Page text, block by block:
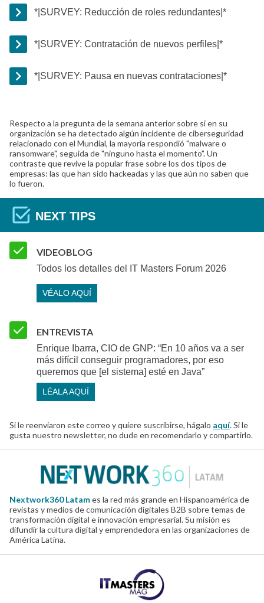
*|SURVEY: Reducción de roles redundantes|*
*|SURVEY: Contratación de nuevos perfiles|*
*|SURVEY: Pausa en nuevas contrataciones|*
Respecto a la pregunta de la semana anterior sobre si en su
organización se ha detectado algún incidente de ciberseguridad
relacionado con el Mundial, la mayoría respondió "malware o
ransomware", seguida de "ninguno hasta el momento". Un
contraste que revive la popular frase sobre los dos tipos de
empresas: las que han sido hackeadas y las que aún no saben que
lo fueron.
NEXT TIPS
VIDEOBLOG
Todos los detalles del IT Masters Forum 2026
VÉALO AQUÍ
ENTREVISTA
Enrique Ibarra, CIO de GNP: “En 10 años va a ser
más difícil conseguir programadores, por eso
queremos que [el sistema] esté en Java”
LÉALA AQUÍ
Si le reenviaron este correo y quiere suscribirse, hágalo aquí. Si le
gusta nuestro newsletter, no dude en recomendarlo y compartirlo.
Nextwork360 Latames la red más grande en Hispanoamérica de
revistas y medios de comunicación digitales B2B sobre temas de
transformación digital e innovación empresarial. Su misión es
difundir la cultura digital y emprendedora en las organizaciones de
América Latina.